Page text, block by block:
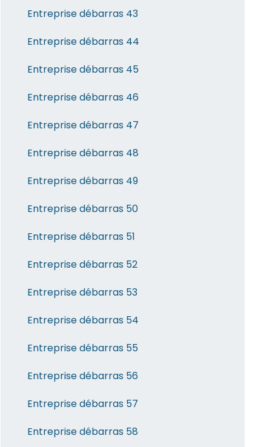
Entreprise débarras 43
Entreprise débarras 44
Entreprise débarras 45
Entreprise débarras 46
Entreprise débarras 47
Entreprise débarras 48
Entreprise débarras 49
Entreprise débarras 50
Entreprise débarras 51
Entreprise débarras 52
Entreprise débarras 53
Entreprise débarras 54
Entreprise débarras 55
Entreprise débarras 56
Entreprise débarras 57
Entreprise débarras 58